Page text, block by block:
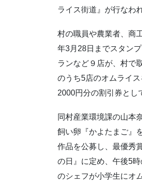
ライス街道』が行なわ
村の職員や農業者、商
年3月28日までスタン
ランなど９店が、村で
のうち5店のオムライ
2000円分の割引券とし
同村産業環境課の山本
飼い卵『かよたまご』
作品を公募し、最優秀
の日』に定め、午後5
のシェフが小学生にオ